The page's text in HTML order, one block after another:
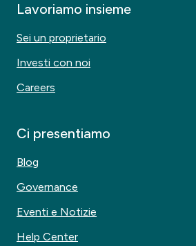
Lavoriamo insieme
Sei un proprietario
Investi con noi
Careers
Ci presentiamo
Blog
Governance
Eventi e Notizie
Help Center